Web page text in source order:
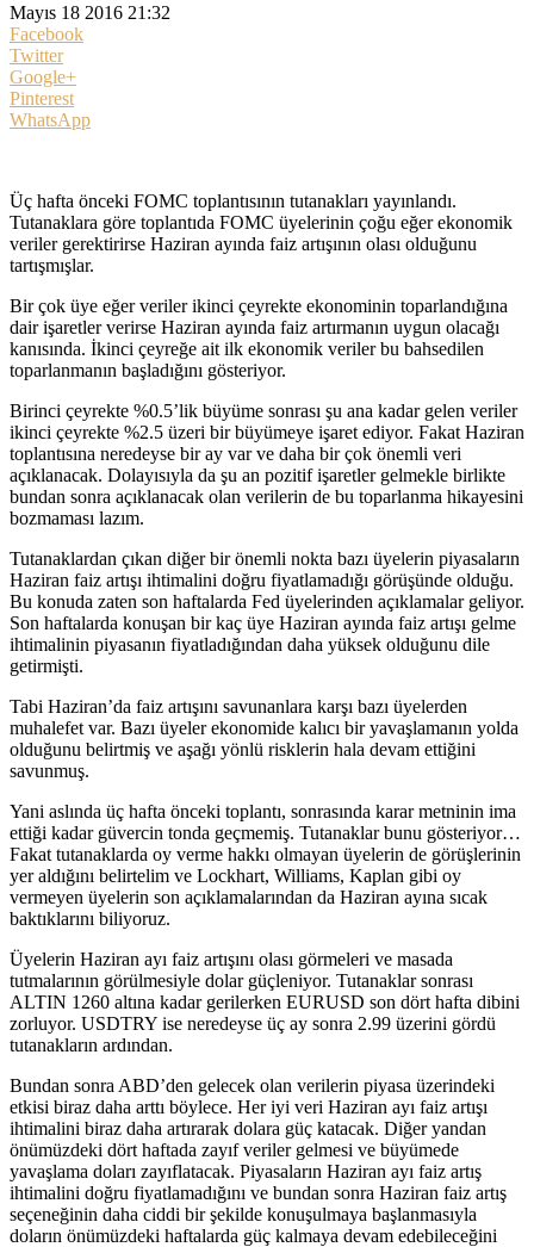
Mayıs 18 2016 21:32
Facebook
Twitter
Google+
Pinterest
WhatsApp
Üç hafta önceki FOMC toplantısının tutanakları yayınlandı.
Tutanaklara göre toplantıda FOMC üyelerinin çoğu eğer ekonomik
veriler gerektirirse Haziran ayında faiz artışının olası olduğunu
tartışmışlar.
Bir çok üye eğer veriler ikinci çeyrekte ekonominin toparlandığına
dair işaretler verirse Haziran ayında faiz artırmanın uygun olacağı
kanısında. İkinci çeyreğe ait ilk ekonomik veriler bu bahsedilen
toparlanmanın başladığını gösteriyor.
Birinci çeyrekte %0.5’lik büyüme sonrası şu ana kadar gelen veriler
ikinci çeyrekte %2.5 üzeri bir büyümeye işaret ediyor. Fakat Haziran
toplantısına neredeyse bir ay var ve daha bir çok önemli veri
açıklanacak. Dolayısıyla da şu an pozitif işaretler gelmekle birlikte
bundan sonra açıklanacak olan verilerin de bu toparlanma hikayesini
bozmaması lazım.
Tutanaklardan çıkan diğer bir önemli nokta bazı üyelerin piyasaların
Haziran faiz artışı ihtimalini doğru fiyatlamadığı görüşünde olduğu.
Bu konuda zaten son haftalarda Fed üyelerinden açıklamalar geliyor.
Son haftalarda konuşan bir kaç üye Haziran ayında faiz artışı gelme
ihtimalinin piyasanın fiyatladığından daha yüksek olduğunu dile
getirmişti.
Tabi Haziran’da faiz artışını savunanlara karşı bazı üyelerden
muhalefet var. Bazı üyeler ekonomide kalıcı bir yavaşlamanın yolda
olduğunu belirtmiş ve aşağı yönlü risklerin hala devam ettiğini
savunmuş.
Yani aslında üç hafta önceki toplantı, sonrasında karar metninin ima
ettiği kadar güvercin tonda geçmemiş. Tutanaklar bunu gösteriyor…
Fakat tutanaklarda oy verme hakkı olmayan üyelerin de görüşlerinin
yer aldığını belirtelim ve Lockhart, Williams, Kaplan gibi oy
vermeyen üyelerin son açıklamalarından da Haziran ayına sıcak
baktıklarını biliyoruz.
Üyelerin Haziran ayı faiz artışını olası görmeleri ve masada
tutmalarının görülmesiyle dolar güçleniyor. Tutanaklar sonrası
ALTIN 1260 altına kadar gerilerken EURUSD son dört hafta dibini
zorluyor. USDTRY ise neredeyse üç ay sonra 2.99 üzerini gördü
tutanakların ardından.
Bundan sonra ABD’den gelecek olan verilerin piyasa üzerindeki
etkisi biraz daha arttı böylece. Her iyi veri Haziran ayı faiz artışı
ihtimalini biraz daha artırarak dolara güç katacak. Diğer yandan
önümüzdeki dört haftada zayıf veriler gelmesi ve büyümede
yavaşlama doları zayıflatacak. Piyasaların Haziran ayı faiz artış
ihtimalini doğru fiyatlamadığını ve bundan sonra Haziran faiz artış
seçeneğinin daha ciddi bir şekilde konuşulmaya başlanmasıyla
doların önümüzdeki haftalarda güç kalmaya devam edebileceğini